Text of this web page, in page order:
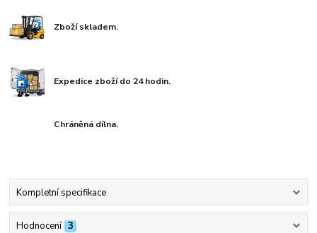
Zboží skladem.
Expedice zboží do 24 hodin.
Chráněná dílna.
Kompletní specifikace
Hodnocení 3